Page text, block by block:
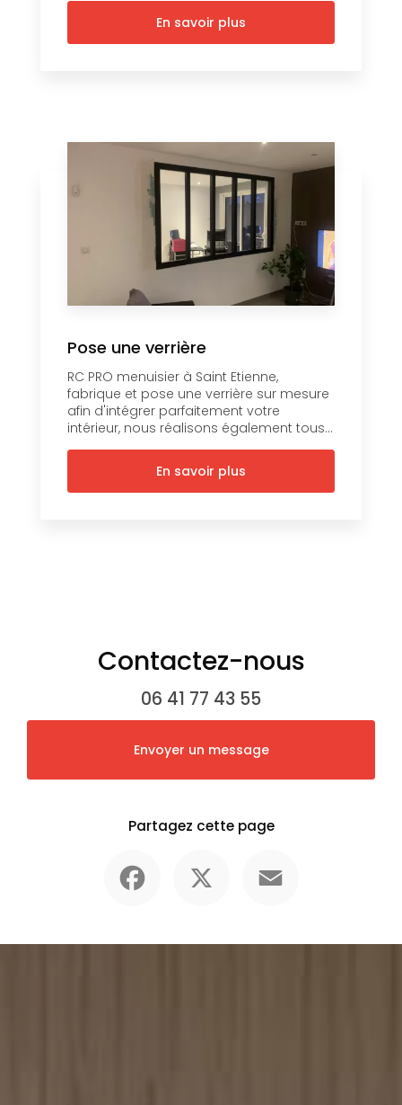
En savoir plus
Pose une verrière
RC PRO menuisier à Saint Etienne,
fabrique et pose une verrière sur mesure
afin d'intégrer parfaitement votre
intérieur, nous réalisons également tous...
En savoir plus
Contactez-nous
06 41 77 43 55
Envoyer un message
Partagez cette page